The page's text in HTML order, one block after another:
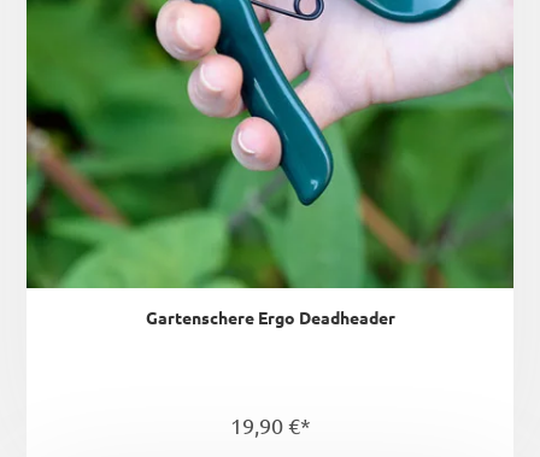
Gartenschere Ergo Deadheader
19,90 €*